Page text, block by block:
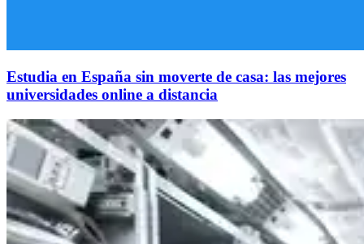
Estudia en España sin moverte de casa: las mejores
universidades online a distancia